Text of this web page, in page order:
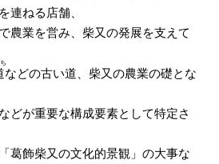
連ねる店舗、
農業を営み、柴又の発展を支えて
などの古い道、柴又の農業の礎とな
どが重要な構成要素として特定さ
葛飾柴又の文化的景観」の大事な